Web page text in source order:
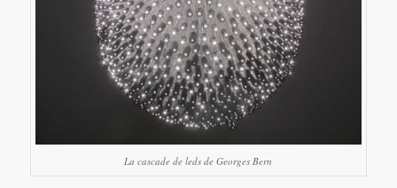
La cascade de leds de Georges Bern